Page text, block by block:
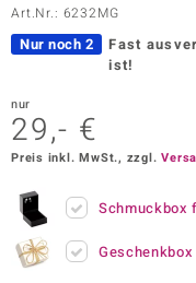
Vogue
Paraíso
Art.Nr.: 6232MG
Nur noch 2 Fast
ist!
nur
29,- €
Preis inkl. MwSt., zzgl.
Schmuckbox